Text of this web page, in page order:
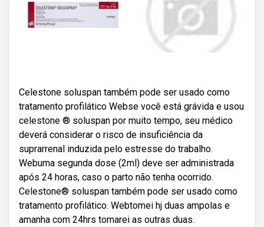
Celestone soluspan também pode ser usado como
tratamento profilático Webse você está grávida e usou
celestone ® soluspan por muito tempo, seu médico
deverá considerar o risco de insuficiência da
suprarrenal induzida pelo estresse do trabalho.
Webuma segunda dose (2ml) deve ser administrada
após 24 horas, caso o parto não tenha ocorrido.
Celestone® soluspan também pode ser usado como
tratamento profilático. Webtomei hj duas ampolas e
amanha com 24hrs tomarei as outras duas.